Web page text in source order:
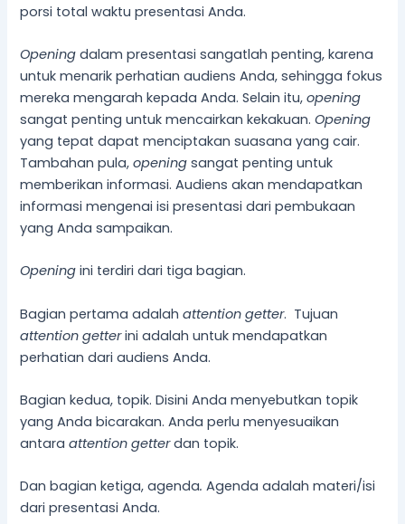
porsi total waktu presentasi Anda.
Opening dalam presentasi sangatlah penting, karena
untuk menarik perhatian audiens Anda, sehingga fokus
mereka mengarah kepada Anda. Selain itu,opening
sangat penting untuk mencairkan kekakuan.Opening
yang tepat dapat menciptakan suasana yang cair.
Tambahan pula,opening sangat penting untuk
memberikan informasi. Audiens akan mendapatkan
informasi mengenai isi presentasi dari pembukaan
yang Anda sampaikan.
Opening ini terdiri dari tiga bagian.
Bagian pertama adalahattention getter. Tujuan
attention getterini adalah untuk mendapatkan
perhatian dari audiens Anda.
Bagian kedua, topik. Disini Anda menyebutkan topik
yang Anda bicarakan. Anda perlu menyesuaikan
antaraattention getterdan topik.
Dan bagian ketiga, agenda. Agenda adalah materi/isi
dari presentasi Anda.